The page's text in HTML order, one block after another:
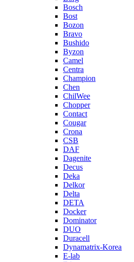
Bosch
Bost
Bozon
Bravo
Bushido
Byzon
Camel
Centra
Champion
Chen
ChilWee
Chopper
Contact
Cougar
Crona
CSB
DAF
Dagenite
Decus
Deka
Delkor
Delta
DETA
Docker
Dominator
DUO
Duracell
Dynamatrix-Korea
E-lab